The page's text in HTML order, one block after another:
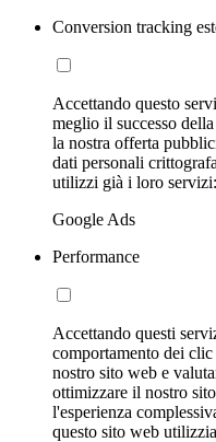
Conversion tracking
Accettando questo
meglio il successo
la nostra offerta
dati personali
utilizzi già i loro servizi:
Google Ads
Performance
Accettando questi
comportamento dei
nostro sito web e
ottimizzare il nostro
l'esperienza
questo sito web